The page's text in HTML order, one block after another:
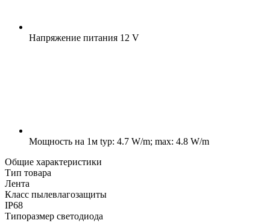
Напряжение питания 12 V
Мощность на 1м typ: 4.7 W/m; max: 4.8 W/m
Общие характеристики
Тип товара
Лента
Класс пылевлагозащиты
IP68
Типоразмер светодиода